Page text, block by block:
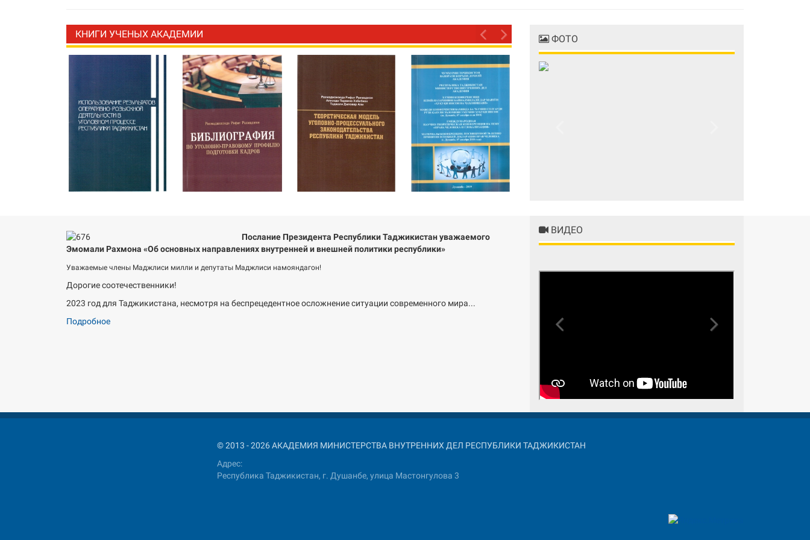
КНИГИ УЧЕНЫХ АКАДЕМИИ ФОТО
Послание Президента Республики Таджикистан уважаемого
Эмомали Рахмона «Об основных направлениях внутренней и внешней политики республики»
Уважаемые члены Маджлиси милли и депутаты Маджлиси намояндагон!
Дорогие соотечественники!
2023 год для Таджикистана, несмотря на беспрецедентное осложнение ситуации современного мира...
Подробное
ВИДЕО
© 2013 - 2026 АКАДЕМИЯ МИНИСТЕРСТВА ВНУТРЕННИХ ДЕЛ РЕСПУБЛИКИ ТАДЖИКИСТАН
Адрес:
Республика Таджикистан, г. Душанбе, улица Мастонгулова 3